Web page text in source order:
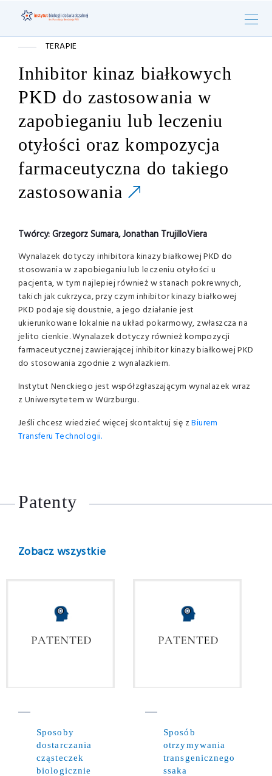
TERAPIE
Inhibitor kinaz białkowych
PKD do zastosowania w
zapobieganiu lub leczeniu
otyłości oraz kompozycja
farmaceutyczna do takiego
zastosowania
Twórcy:Grzegorz Sumara, Jonathan TrujilloViera
Wynalazek dotyczy inhibitora kinazy białkowej PKD do
stosowania w zapobieganiu lub leczeniu otyłości u
pacjenta, w tym najlepiej również w stanach pokrewnych,
takich jak cukrzyca, przy czym inhibitor kinazy białkowej
PKD podaje się doustnie, a jego działanie jest
ukierunkowane lokalnie na układ pokarmowy, zwłaszcza na
jelito cienkie. Wynalazek dotyczy również kompozycji
farmaceutycznej zawierającej inhibitor kinazy białkowej PKD
do stosowania zgodnie z wynalazkiem.
Instytut Nenckiego jest współzgłaszającym wynalazek wraz
z Uniwersytetem w Würzburgu.
Jeśli chcesz wiedzieć więcej skontaktuj się zBiurem
Transferu Technologii.
Patenty
Zobacz wszystkie
Sposoby
dostarczania
cząsteczek
biologicznie
Sposób
otrzymywania
transgenicznego
ssaka